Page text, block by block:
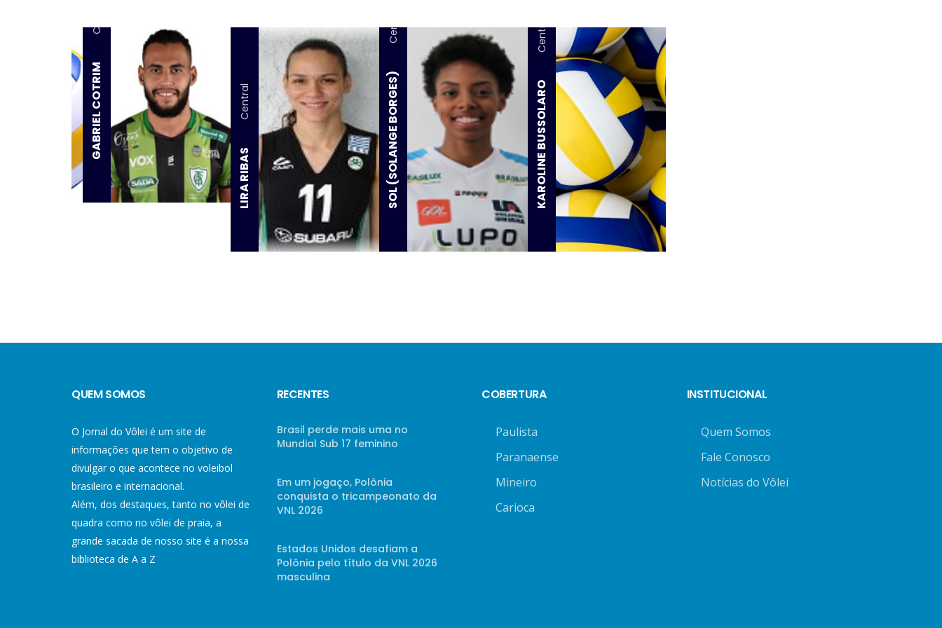
GABRIEL COTRIM
LIRA RIBAS
Central SOL (SOLANGE BORGES)
Central
KAROLINE BUSSOLARO
Central
QUEM SOMOS
O Jornal do Vôlei é um site de
informações que tem o objetivo de
divulgar o que acontece no voleibol
brasileiro e internacional.
Além, dos destaques, tanto no vôlei de
quadra como no vôlei de praia, a
grande sacada de nosso site é a nossa
biblioteca de A a Z
RECENTES
Brasil perde mais uma no
Mundial Sub 17 feminino
Em um jogaço, Polônia
conquista o tricampeonato da
VNL 2026
Estados Unidos desafiam a
Polônia pelo título da VNL 2026
masculina
COBERTURA
Paulista
Paranaense
Mineiro
Carioca
INSTITUCIONAL
Quem Somos
Fale Conosco
Notícias do Vôlei